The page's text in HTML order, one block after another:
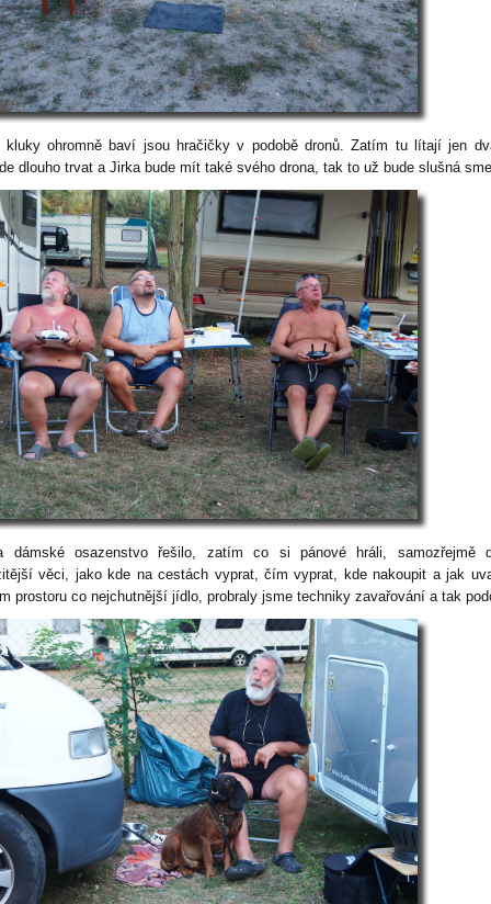
kluky ohromně baví jsou hračičky v podobě dronů. Zatím tu lítají jen
dlouho trvat a Jirka bude mít také svého drona, tak to už bude slušná
dámské osazenstvo řešilo, zatím co si pánové hráli, samozřejmě
věci, jako kde na cestách vyprat, čím vyprat, kde nakoupit a jak
prostoru co nejchutnější jídlo, probraly jsme techniky zavařování a tak